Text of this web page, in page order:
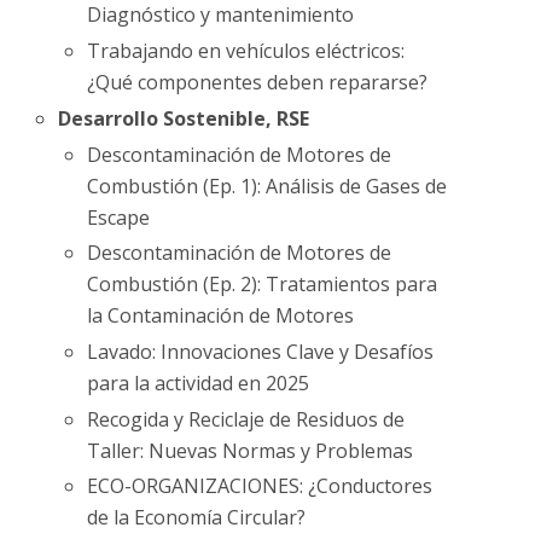
Diagnóstico y mantenimiento
Trabajando en vehículos eléctricos:
¿Qué componentes deben repararse?
Desarrollo Sostenible, RSE
Descontaminación de Motores de
Combustión (Ep. 1): Análisis de Gases de
Escape
Descontaminación de Motores de
Combustión (Ep. 2): Tratamientos para
la Contaminación de Motores
Lavado: Innovaciones Clave y Desafíos
para la actividad en 2025
Recogida y Reciclaje de Residuos de
Taller: Nuevas Normas y Problemas
ECO-ORGANIZACIONES: ¿Conductores
de la Economía Circular?